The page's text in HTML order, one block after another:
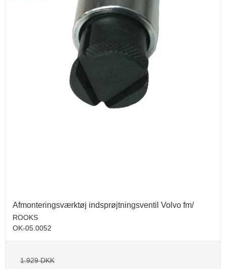
Afmonteringsværktøj indsprøjtningsventil Volvo fm/
ROOKS
OK-05.0052
1.929 DKK